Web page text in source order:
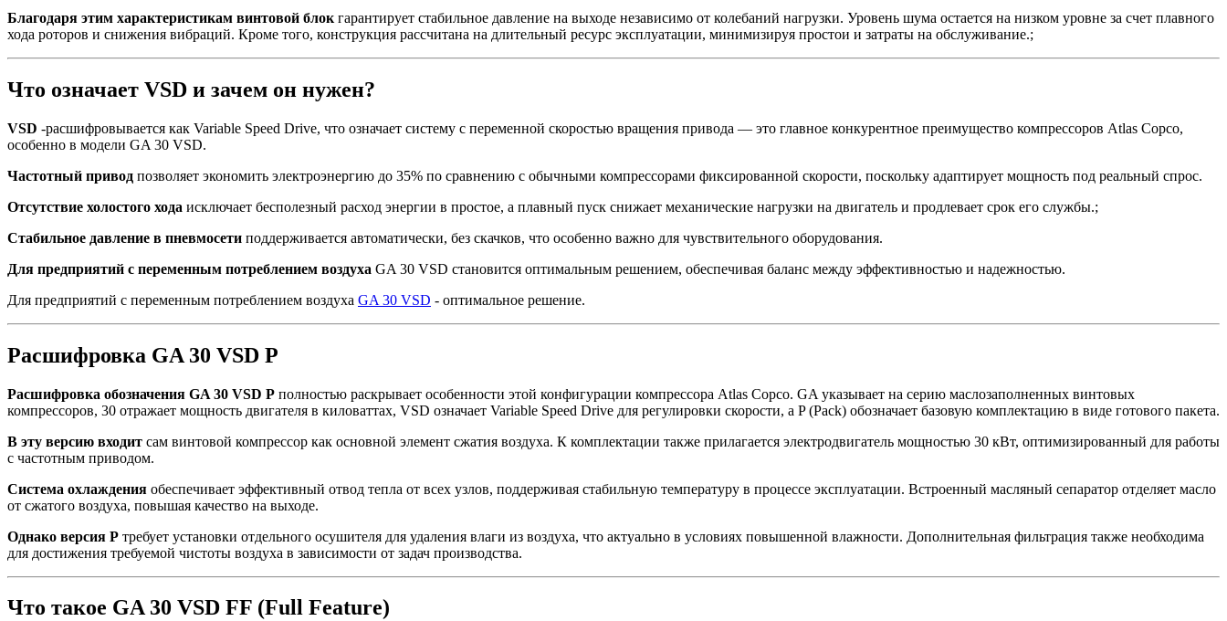
Благодаря этим характеристикам винтовой блок гарантирует стабильное давление на выходе независимо от колебаний нагрузки. Уровень шума остается на низком уровне за счет плавного
хода роторов и снижения вибраций. Кроме того, конструкция рассчитана на длительный ресурс эксплуатации, минимизируя простои и затраты на обслуживание.;
Что означает VSD и зачем он нужен?
VSD -расшифровывается как Variable Speed Drive, что означает систему с переменной скоростью вращения привода — это главное конкурентное преимущество компрессоров Atlas Copco,
особенно в модели GA 30 VSD.
Частотный привод позволяет экономить электроэнергию до 35% по сравнению с обычными компрессорами фиксированной скорости, поскольку адаптирует мощность под реальный спрос.
Отсутствие холостого хода исключает бесполезный расход энергии в простое, а плавный пуск снижает механические нагрузки на двигатель и продлевает срок его службы.;
Стабильное давление в пневмосети поддерживается автоматически, без скачков, что особенно важно для чувствительного оборудования.
Для предприятий с переменным потреблением воздуха GA 30 VSD становится оптимальным решением, обеспечивая баланс между эффективностью и надежностью.
Для предприятий с переменным потреблением воздуха GA 30 VSD - оптимальное решение.
Расшифровка GA 30 VSD P
Расшифровка обозначения GA 30 VSD P полностью раскрывает особенности этой конфигурации компрессора Atlas Copco. GA указывает на серию маслозаполненных винтовых
компрессоров, 30 отражает мощность двигателя в киловаттах, VSD означает Variable Speed Drive для регулировки скорости, а P (Pack) обозначает базовую комплектацию в виде готового пакета.
В эту версию входит сам винтовой компрессор как основной элемент сжатия воздуха. К комплектации также прилагается электродвигатель мощностью 30 кВт, оптимизированный для работы
с частотным приводом.
Система охлаждения обеспечивает эффективный отвод тепла от всех узлов, поддерживая стабильную температуру в процессе эксплуатации. Встроенный масляный сепаратор отделяет масло
от сжатого воздуха, повышая качество на выходе.
Однако версия P требует установки отдельного осушителя для удаления влаги из воздуха, что актуально в условиях повышенной влажности. Дополнительная фильтрация также необходима
для достижения требуемой чистоты воздуха в зависимости от задач производства.
Что такое GA 30 VSD FF (Full Feature)